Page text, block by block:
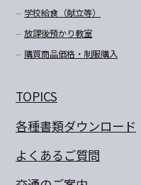
学校給食（献立等）
放課後預かり教室
購買商品価格・制服購入
TOPICS
各種書類ダウンロード
よくあるご質問